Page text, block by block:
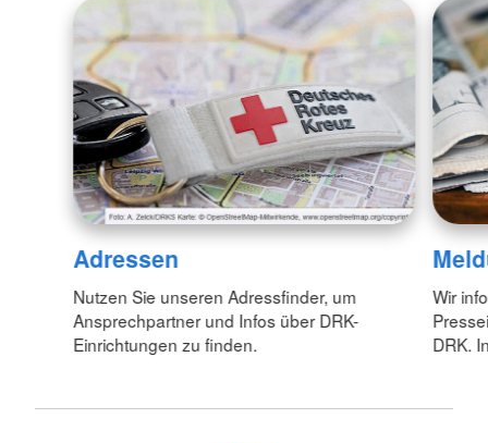
Adressen
Nutzen Sie unseren Adressfinder, um
Ansprechpartner und Infos über DRK-
Einrichtungen zu finden.
Wir
DRK.